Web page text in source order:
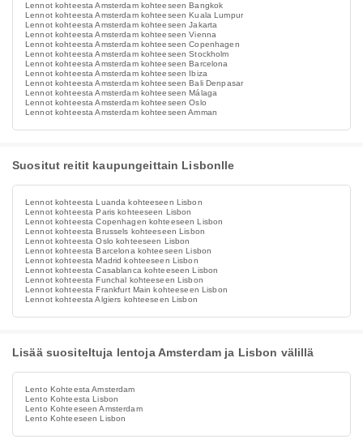
Lennot kohteesta Amsterdam kohteeseen Bangkok
Lennot kohteesta Amsterdam kohteeseen Kuala Lumpur
Lennot kohteesta Amsterdam kohteeseen Jakarta
Lennot kohteesta Amsterdam kohteeseen Vienna
Lennot kohteesta Amsterdam kohteeseen Copenhagen
Lennot kohteesta Amsterdam kohteeseen Stockholm
Lennot kohteesta Amsterdam kohteeseen Barcelona
Lennot kohteesta Amsterdam kohteeseen Ibiza
Lennot kohteesta Amsterdam kohteeseen Bali Denpasar
Lennot kohteesta Amsterdam kohteeseen Málaga
Lennot kohteesta Amsterdam kohteeseen Oslo
Lennot kohteesta Amsterdam kohteeseen Amman
Suositut reitit kaupungeittain Lisbonlle
Lennot kohteesta Luanda kohteeseen Lisbon
Lennot kohteesta Paris kohteeseen Lisbon
Lennot kohteesta Copenhagen kohteeseen Lisbon
Lennot kohteesta Brussels kohteeseen Lisbon
Lennot kohteesta Oslo kohteeseen Lisbon
Lennot kohteesta Barcelona kohteeseen Lisbon
Lennot kohteesta Madrid kohteeseen Lisbon
Lennot kohteesta Casablanca kohteeseen Lisbon
Lennot kohteesta Funchal kohteeseen Lisbon
Lennot kohteesta Frankfurt Main kohteeseen Lisbon
Lennot kohteesta Algiers kohteeseen Lisbon
Lisää suositeltuja lentoja Amsterdam ja Lisbon välillä
Lento Kohteesta Amsterdam
Lento Kohteesta Lisbon
Lento Kohteeseen Amsterdam
Lento Kohteeseen Lisbon